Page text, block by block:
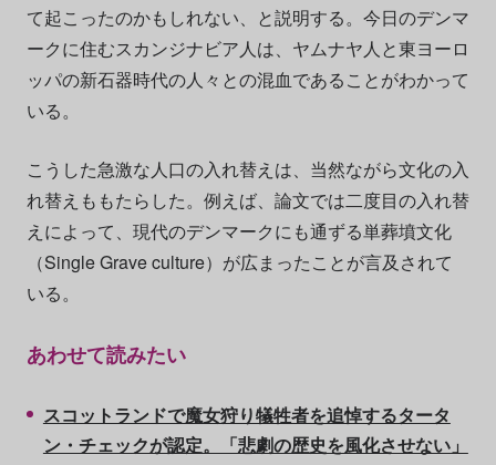
て起こったのかもしれない、と説明する。今日のデンマ
ークに住むスカンジナビア人は、ヤムナヤ人と東ヨーロ
ッパの新石器時代の人々との混血であることがわかって
いる。
こうした急激な人口の入れ替えは、当然ながら文化の入
れ替えももたらした。例えば、論文では二度目の入れ替
えによって、現代のデンマークにも通ずる単葬墳文化
（Single Grave culture）が広まったことが言及されて
いる。
あわせて読みたい
スコットランドで魔女狩り犠牲者を追悼するタータ
ン・チェックが認定。「悲劇の歴史を風化させない」